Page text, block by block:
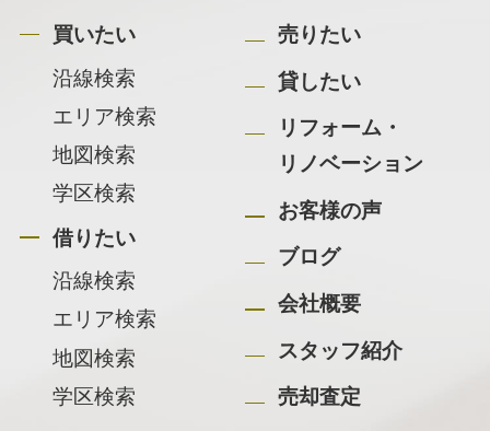
買いたい
沿線検索
エリア検索
地図検索
学区検索
借りたい
沿線検索
エリア検索
地図検索
学区検索
売りたい
貸したい
リフォーム・
リノベーション
お客様の声
ブログ
会社概要
スタッフ紹介
売却査定